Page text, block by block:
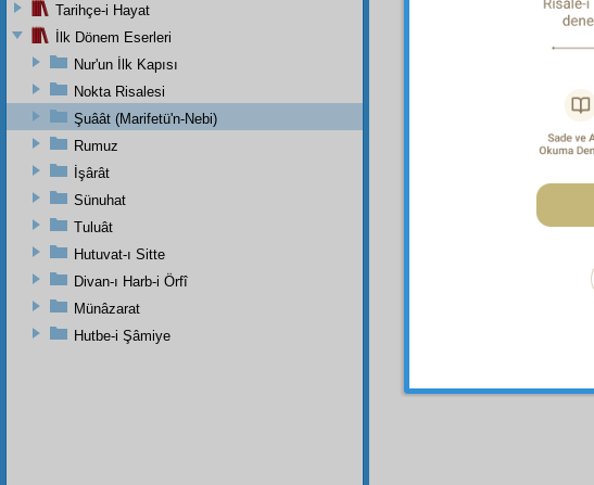
Bu tarih Rûmî ise,
Tarihçe-i Hayat
İlk Dönem Eserleri
Nur'un İlk Kapısı
Nokta Risalesi
Şuâât (Marifetü'n-Nebi)
Rumuz
İşârât
Sünuhat
Tuluât
Hutuvat-ı Sitte
Divan-ı Harb-i Örfî
Münâzarat
Hutbe-i Şâmiye